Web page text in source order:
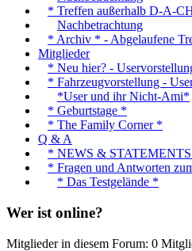
* Treffen außerhalb D-A-
Nachbetrachtung
* Archiv * - Abgelaufene
Mitglieder
* Neu hier? -
* Fahrzeugvorstellung -
*User und ihr Nicht-Ami*
* Geburtstage *
* The Family Corner *
Q & A
* NEWS &
* Fragen und Antworten
* Das Testgelände *
Wer ist online?
Mitglieder in diesem Forum: 0